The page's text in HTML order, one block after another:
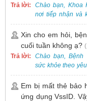
Trả lời:
Chào bạn, Khoa
nơi tiếp nhận và
cho tất cả các
gồm cả điều trị
cần đăng ký
Khám bệnh trước.
Xin cho em hỏi,
cuối tuần không ạ?
Trả lời:
Chào bạn, Bệnh
sức khỏe theo
thứ Bảy. Nếu bạn
lòng đặt lịch
xếp thời gian phù
Em bị mất thẻ bảo
ứng dụng VssID.